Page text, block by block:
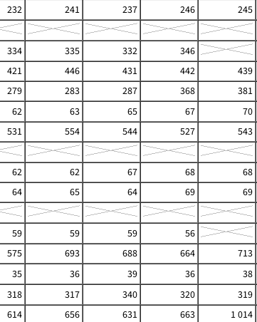
232 241 237 246
245
334 335 332
346
421 446 431 442
439
279 283 287 368
381
62 63 65 67
70
531 554 544 527
543
62 62 67 68
68
64 65 64 69
69
59 59 59
56
575 693 688 664
713
35 36 39 36
38
318 317 340 320
319
614 656 631 663
1 014